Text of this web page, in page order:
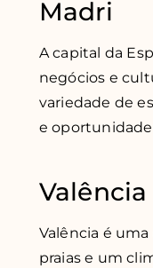
Madri
A capital da
negócios e
variedade de
e
Valência
Valência é
praias e um